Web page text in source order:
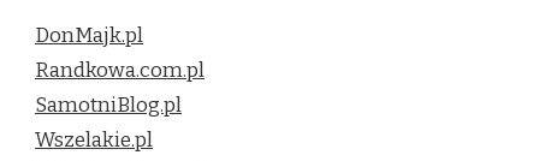
DonMajk.pl
Randkowa.com.pl
SamotniBlog.pl
Wszelakie.pl